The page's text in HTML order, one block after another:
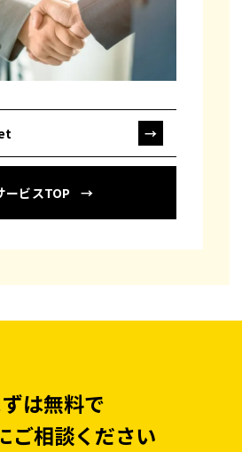
→
ービスTOP
は無料で
ご相談ください